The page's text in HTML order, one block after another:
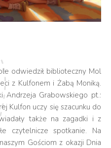
odwiedził biblioteczny Mol
z Kulfonem i Żabą Moniką.
Andrzeja Grabowskiego pt.:
Kulfon uczy się szacunku do
także na zagadki i z
czytelnicze spotkanie. Na
Gościom z okazji Dnia